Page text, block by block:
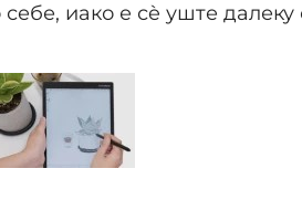
иако е сè уште